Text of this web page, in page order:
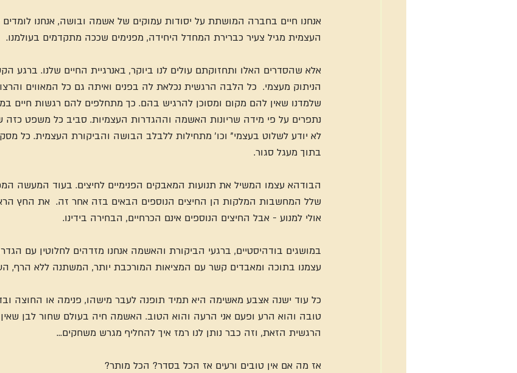
אנחנו חיים בחברה המושתת על יסודות עמוקים של אשמה ובושה, אנחנו
העצמית מגיל צעיר כברירת המחדל היחידה, מפנימים שככה מתקדמים בעולמנו.
אלא שהסדרים האלו ותחזוקתם עולים לנו ביוקר, באנרגיית החיים שלנו. ברגע
הניתוק מעצמי.  כל הלבה הרגשית נכלאת לה בפנים ואיתה גם כל המאווים
שלמדנו שאין להם מקום ומסוכן להרגיש בהם. כך מתחלפים להם רגשות חיים
נתפרים על פי מידה שריונות האשמה וההגדרות העצמיות. סביב כל משפט כזה
לא יודע לשלוט בעצמי" וכו' מתחילות ללבלב הבושה והביקורת העצמית. כל
בתוך מעגל סגור.
הבודהא עצמו המשיל את תנועות המאבקים הפנימיים לחיצים. בעוד המעשה
שלל המחשבות המלקות הן החיצים הנוספים הבאים בזה אחר זה.  את החץ
אולי למנוע - אבל החיצים הנוספים אינם הכרחיים, הבחירה בידינו.
במושגים בודהיסטיים, ברגעי הביקורת והאשמה אנחנו מזדהים לחלוטין עם
עצמנו בתוכה ומאבדים קשר עם המציאות המורכבת יותר, המשתנה ללא הרף,
כל עוד ישנה אצבע מאשימה היא תמיד תופנה לעבר מישהו, פנימה או החוצה
טובה והוא הרע ופעם אני הרעה והוא הטוב. האשמה חיה בעולם שחור לבן
הרגשית הזאת, וזה כבר נותן לנו רמז איך להחליף מגרש משחקים...
אז מה אם אין טובים ורעים אז הכל בסדר? הכל מותר?